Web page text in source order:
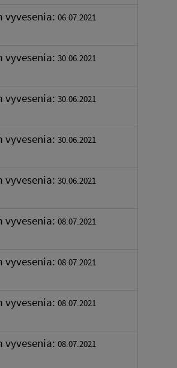
vyvesenia: 06.07.2021
vyvesenia: 30.06.2021
vyvesenia: 30.06.2021
vyvesenia: 30.06.2021
vyvesenia: 30.06.2021
vyvesenia: 08.07.2021
vyvesenia: 08.07.2021
vyvesenia: 08.07.2021
vyvesenia: 08.07.2021